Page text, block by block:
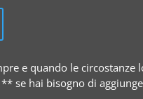
e quando le circostanze
** se hai bisogno di